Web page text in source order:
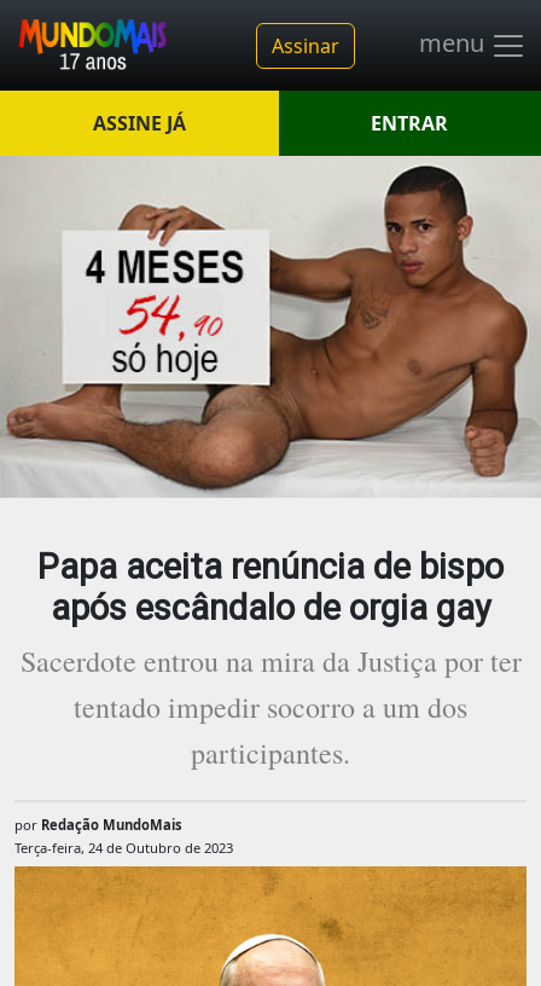
Assinar menu
ASSINE JÁ ENTRAR
Papa aceita renúncia de bispo
após escândalo de orgia gay
Sacerdote entrou na mira da Justiça por ter
tentado impedir socorro a um dos
participantes.
por Redação MundoMais
Terça-feira, 24 de Outubro de 2023